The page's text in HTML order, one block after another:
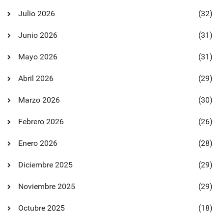
Julio 2026 (32)
Junio 2026 (31)
Mayo 2026 (31)
Abril 2026 (29)
Marzo 2026 (30)
Febrero 2026 (26)
Enero 2026 (28)
Diciembre 2025 (29)
Noviembre 2025 (29)
Octubre 2025 (18)